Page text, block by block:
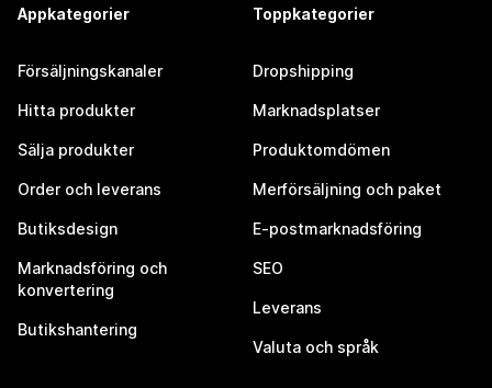
Appkategorier
Försäljningskanaler
Hitta produkter
Sälja produkter
Order och leverans
Butiksdesign
Marknadsföring och
konvertering
Butikshantering
Toppkategorier
Dropshipping
Marknadsplatser
Produktomdömen
Merförsäljning och paket
E-postmarknadsföring
SEO
Leverans
Valuta och språk